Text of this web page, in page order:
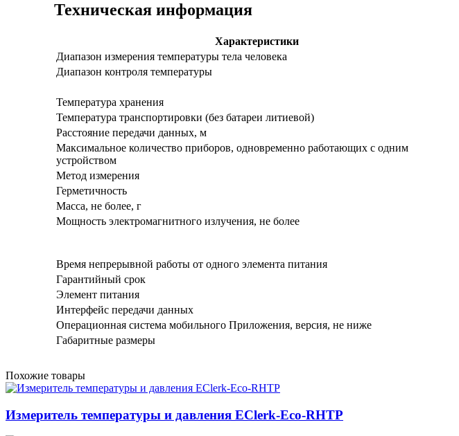
Техническая информация
Характеристики
Диапазон измерения температуры тела человека
Диапазон контроля температуры
Температура хранения
Температура транспортировки (без батареи литиевой)
Расстояние передачи данных, м
Максимальное количество приборов, одновременно работающих с одним
устройством
Метод измерения
Герметичность
Масса, не более, г
Мощность электромагнитного излучения, не более
Время непрерывной работы от одного элемента питания
Гарантийный срок
Элемент питания
Интерфейс передачи данных
Операционная система мобильного Приложения, версия, не ниже
Габаритные размеры
Похожие товары
Измеритель температуры и давления EClerk-Eco-RHTP